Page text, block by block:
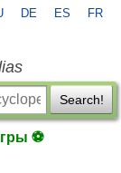
DE ES FR
Search!
⚽